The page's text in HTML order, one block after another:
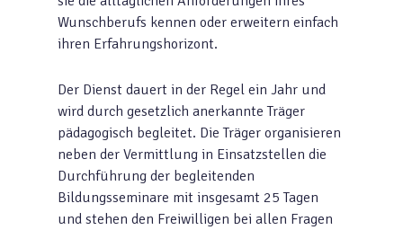
Wunschberufs kennen oder erweitern einfach
ihren Erfahrungshorizont.
Der Dienst dauert in der Regel ein Jahr und
wird durch gesetzlich anerkannte Träger
pädagogisch begleitet. Die Träger organisieren
neben der Vermittlung in Einsatzstellen die
Durchführung der begleitenden
Bildungsseminare mit insgesamt 25 Tagen
und stehen den Freiwilligen bei allen Fragen